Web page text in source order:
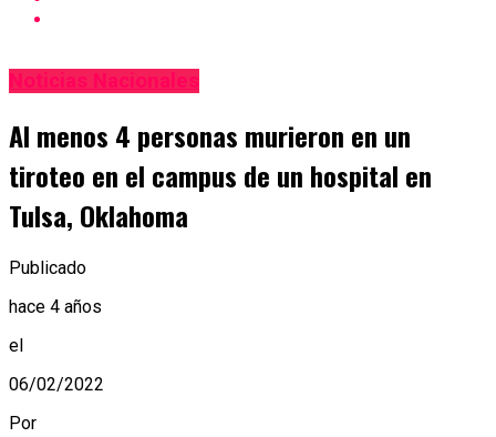
Noticias Nacionales
Al menos 4 personas murieron en un
tiroteo en el campus de un hospital en
Tulsa, Oklahoma
Publicado
hace 4 años
el
06/02/2022
Por